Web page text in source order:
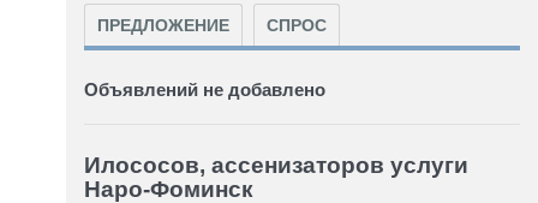
ПРЕДЛОЖЕНИЕ СПРОС
Объявлений не добавлено
Илососов, ассенизаторов услуги
Наро-Фоминск